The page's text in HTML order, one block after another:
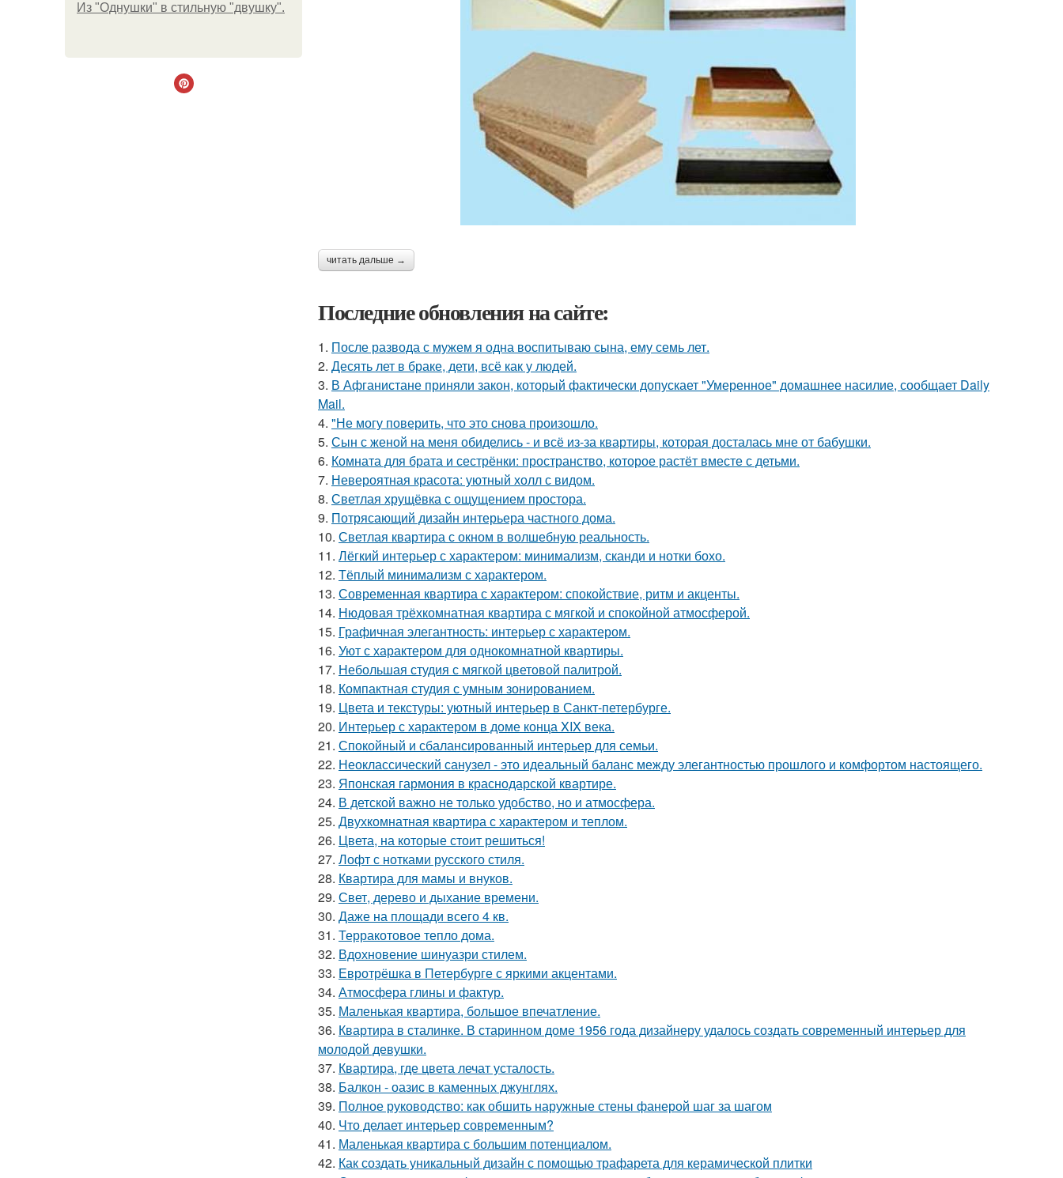
Из "Однушки" в стильную "двушку".
читать дальше →
Последние обновления на сайте:
1. После развода с мужем я одна воспитываю сына, ему семь лет.
2. Десять лет в браке, дети, всё как у людей.
3. В Афганистане приняли закон, который фактически допускает "Умеренное" домашнее насилие, сообщает Daily
Mail.
4. "Не могу поверить, что это снова произошло.
5. Сын с женой на меня обиделись - и всё из-за квартиры, которая досталась мне от бабушки.
6. Комната для брата и сестрёнки: пространство, которое растёт вместе с детьми.
7. Невероятная красота: уютный холл с видом.
8. Светлая хрущёвка с ощущением простора.
9. Потрясающий дизайн интерьера частного дома.
10. Светлая квартира с окном в волшебную реальность.
11. Лёгкий интерьер с характером: минимализм, сканди и нотки бохо.
12. Тёплый минимализм с характером.
13. Современная квартира с характером: спокойствие, ритм и акценты.
14. Нюдовая трёхкомнатная квартира с мягкой и спокойной атмосферой.
15. Графичная элегантность: интерьер с характером.
16. Уют с характером для однокомнатной квартиры.
17. Небольшая студия с мягкой цветовой палитрой.
18. Компактная студия с умным зонированием.
19. Цвета и текстуры: уютный интерьер в Санкт-петербурге.
20. Интерьер с характером в доме конца XIX века.
21. Спокойный и сбалансированный интерьер для семьи.
22. Неоклассический санузел - это идеальный баланс между элегантностью прошлого и комфортом настоящего.
23. Японская гармония в краснодарской квартире.
24. В детской важно не только удобство, но и атмосфера.
25. Двухкомнатная квартира с характером и теплом.
26. Цвета, на которые стоит решиться!
27. Лофт с нотками русского стиля.
28. Квартира для мамы и внуков.
29. Свет, дерево и дыхание времени.
30. Даже на площади всего 4 кв.
31. Терракотовое тепло дома.
32. Вдохновение шинуазри стилем.
33. Евротрёшка в Петербурге с яркими акцентами.
34. Атмосфера глины и фактур.
35. Маленькая квартира, большое впечатление.
36. Квартира в сталинке. В старинном доме 1956 года дизайнеру удалось создать современный интерьер для
молодой девушки.
37. Квартира, где цвета лечат усталость.
38. Балкон - оазис в каменных джунглях.
39. Полное руководство: как обшить наружные стены фанерой шаг за шагом
40. Что делает интерьер современным?
41. Маленькая квартира с большим потенциалом.
42. Как создать уникальный дизайн с помощью трафарета для керамической плитки